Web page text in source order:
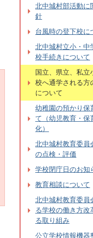
北中城村部活動に
針
台風時の登下校に
北中城村立小・中
校手続きについて
国立、県立、私立
校へ通学される方
について
幼稚園の預かり保
て（幼児教育・保
化）
北中城村教育委員
の点検・評価
学校閉庁日のお知
教育相談について
北中城村教育委員
る学校の働き方改
る取り組み
公立学校情報機器